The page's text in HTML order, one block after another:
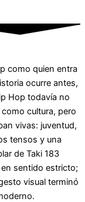
como quien entra
ocurre antes,
Hop todavía no
cultura, pero
vivas: juventud,
tensos y una
de Taki 183
sentido estricto;
visual terminó